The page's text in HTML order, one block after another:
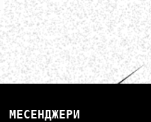
МЕСЕНДЖЕРИ